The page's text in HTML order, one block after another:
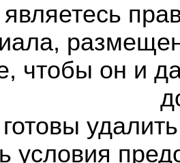
чтобы он и
условия